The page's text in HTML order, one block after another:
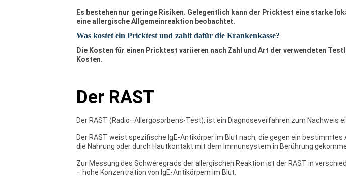
Es bestehen nur geringe Risiken. Gelegentlich kann der Pricktest eine starke
eine allergische Allgemeinreaktion beobachtet.
Was kostet ein Pricktest und zahlt dafür die Krankenkasse?
Die Kosten für einen Pricktest variieren nach Zahl und Art der verwendeten
Kosten.
Der RAST
DerRAST (Radio–Allergosorbens-Test), ist ein Diagnoseverfahren zum Nachweis
Der RAST weist spezifische IgE-Antikörper im Blut nach, die gegen ein
die Nahrung oder durch Hautkontakt mit dem Immunsystem in Berührung
Zur Messung des Schweregrads der allergischen Reaktion ist der RAST in
– hohe Konzentration von IgE-Antikörpern im Blut.